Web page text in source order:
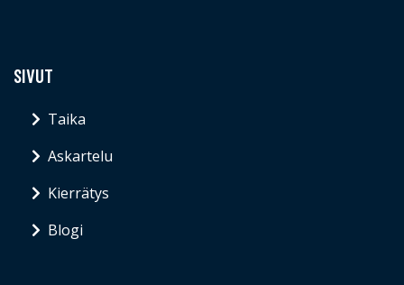
SIVUT
Taika
Askartelu
Kierrätys
Blogi